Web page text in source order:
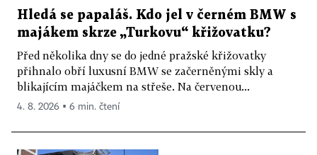
Hledá se papaláš. Kdo jel v černém BMW s
majákem skrze „Turkovu“ křižovatku?
Před několika dny se do jedné pražské křižovatky
přihnalo obří luxusní BMW se začerněnými skly a
blikajícím majáčkem na střeše. Na červenou...
4. 8. 2026 ▪ 6 min. čtení